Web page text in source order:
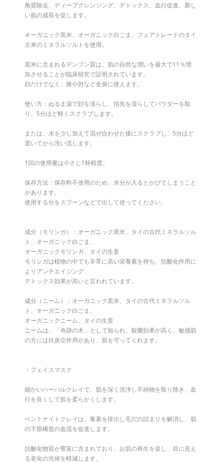
角質除去、ディープクレンジング、デトックス、血行促進、新し
い肌の成長を促します。
オーガニック黒米、オーガニック白ごま、フェアトレードのタイ
古来のミネラルソルトを使用。
黒米に含まれるデンプン質は、肌の自然な潤いを最大で11％増
加させることが臨床研究で証明されています。
顔だけでなく、膝や肘など全身に使えます。
使い方：ぬるま湯で顔を濡らし、指先を濡らしてパウダーを取
り、5分ほど軽くスクラブします。
または、水を少し加えて混ぜ合わせた後にスクラブし、5分ほど
置いてから洗い流します。
1回の使用量は小さじ1杯程度。
保存方法：保存料不使用のため、水分が入るとかびてしまうこと
があります。
使用する分をスプーンなどで出して使ってください。
成分（モリンガ）：オーガニック黒米、タイの古代ミネラルソル
ト、オーガニック白ごま、
オーガニックモリンガ、タイの生姜
モリンガは植物の中でも非常に高い栄養素を持ち、抗酸化作用に
よりアンチエイジング、
デトックス効果が高いと言われています。
成分（ニーム）：オーガニック黒米、タイの古代ミネラルソル
ト、オーガニック白ごま、
オーガニックニーム、タイの生姜
ニームは、「奇跡の木」として知られ、殺菌効果が高く、敏感肌
の方には抗炎症作用があり、肌を守ってくれます。
・フェイスマスク
細かいハーバルクレイで、肌を深く洗浄し不純物を取り除き、血
行を良くして肌を柔らかくします。
ベントナイトクレイは、毒素を排出し毛穴の詰まりを解消し、肌
の下部構造の血流を促進します。
抗酸化物質が豊富に含まれており、お肌の再生を促し、目に見え
る老化の兆候を軽減します。